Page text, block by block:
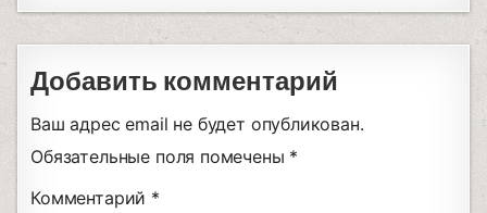
Добавить комментарий
Ваш адрес email не будет опубликован.
Обязательные поля помечены *
Комментарий *